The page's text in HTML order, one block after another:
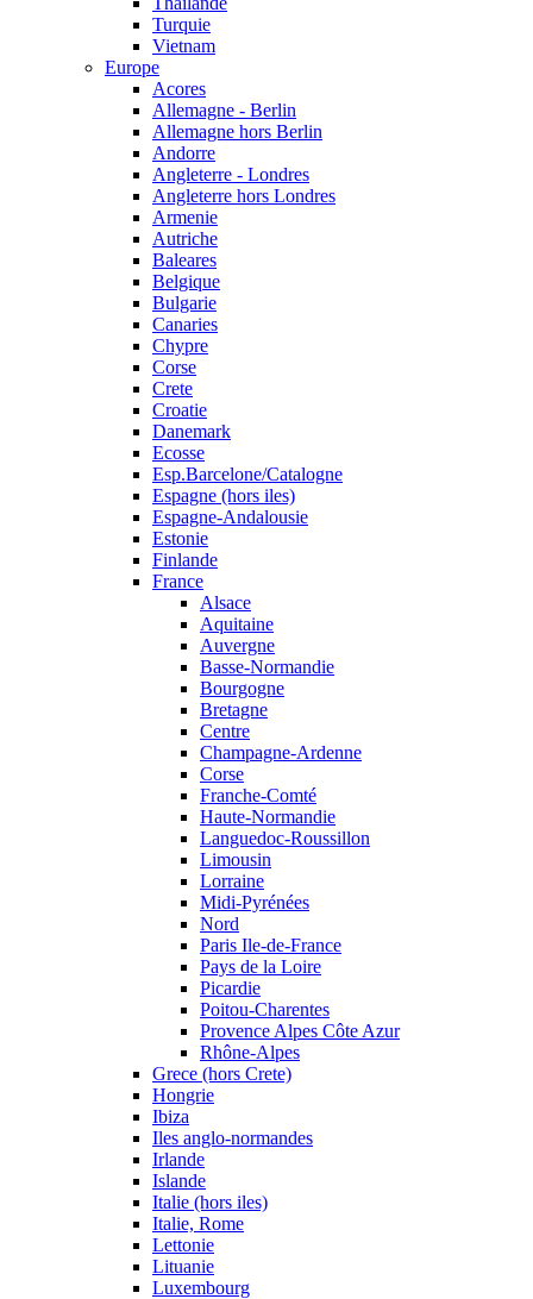
Turquie
Vietnam
Europe
Acores
Allemagne - Berlin
Allemagne hors Berlin
Andorre
Angleterre - Londres
Angleterre hors Londres
Armenie
Autriche
Baleares
Belgique
Bulgarie
Canaries
Chypre
Corse
Crete
Croatie
Danemark
Ecosse
Esp.Barcelone/Catalogne
Espagne (hors iles)
Espagne-Andalousie
Estonie
Finlande
France
Alsace
Aquitaine
Auvergne
Basse-Normandie
Bourgogne
Bretagne
Centre
Champagne-Ardenne
Corse
Franche-Comté
Haute-Normandie
Languedoc-Roussillon
Limousin
Lorraine
Midi-Pyrénées
Nord
Paris Ile-de-France
Pays de la Loire
Picardie
Poitou-Charentes
Provence Alpes Côte Azur
Rhône-Alpes
Grece (hors Crete)
Hongrie
Ibiza
Iles anglo-normandes
Irlande
Islande
Italie (hors iles)
Italie, Rome
Lettonie
Lituanie
Luxembourg